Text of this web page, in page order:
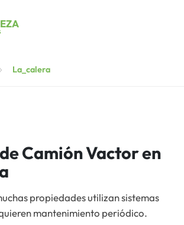
La_calera
Camión Vactor en
propiedades utilizan sistemas
mantenimiento periódico.